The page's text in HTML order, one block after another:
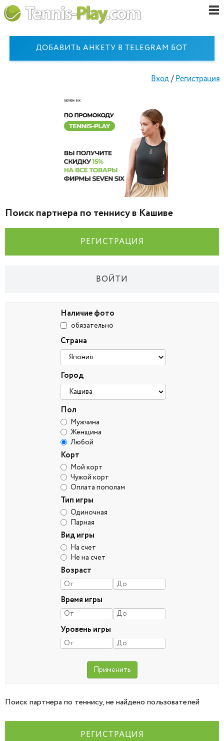
ДОБАВИТЬ АНКЕТУ В TELEGRAM БОТ
Вход/Регистрация
Поиск партнера по теннису в Кашиве
РЕГИСТРАЦИЯ
ВОЙТИ
Наличие фото
обязательно
Страна
Город
Пол
Мужчина
Женщина
Любой
Корт
Мой корт
Чужой корт
Оплата пополам
Тип игры
Одиночная
Парная
Вид игры
На счет
Не на счет
Возраст
Время игры
Уровень игры
Поиск партнера по теннису, не найдено пользователей
РЕГИСТРАЦИЯ